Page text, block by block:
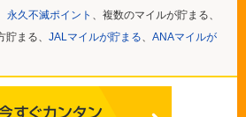
永久不滅ポイント 、複数のマイルが貯まる、
まる、 JALマイルが貯まる、 ANAマイルが